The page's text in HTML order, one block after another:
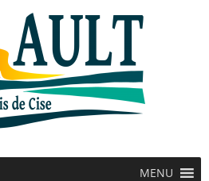
d’outils
MENU